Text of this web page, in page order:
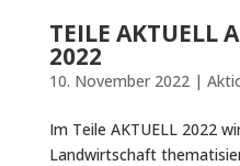
TEILE AKTUELL
2022
10. November 2022|
Im Teile AKTUELL 2022
Landwirtschaft